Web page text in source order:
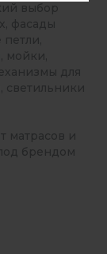
выбор
фасады
мойки,
для
светильники
матрасов и
брендом